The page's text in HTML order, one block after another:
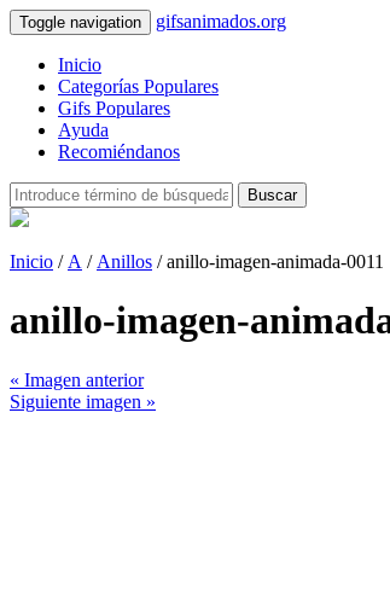
Toggle navigation gifsanimados.org
Inicio
Categorías Populares
Gifs Populares
Ayuda
Recomiéndanos
Buscar
Inicio / A / Anillos / anillo-imagen-animada-0011
anillo-imagen-
« Imagen anterior
Siguiente imagen »